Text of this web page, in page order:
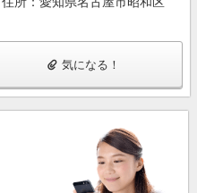
気になる！